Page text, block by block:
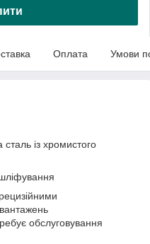
Оплата Умови
із хромистого
обслуговування